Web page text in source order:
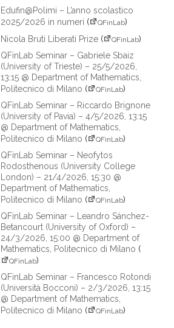
Edufin@Polimi – L’anno scolastico
2025/2026 in numeri ( QFinLab)
Nicola Bruti Liberati Prize ( QFinLab)
QFinLab Seminar – Gabriele Sbaiz
(University of Trieste) – 25/5/2026,
13:15 @ Department of Mathematics,
Politecnico di Milano ( QFinLab)
QFinLab Seminar – Riccardo Brignone
(University of Pavia) – 4/5/2026, 13:15
@ Department of Mathematics,
Politecnico di Milano ( QFinLab)
QFinLab Seminar – Neofytos
Rodosthenous (University College
London) – 21/4/2026, 15:30 @
Department of Mathematics,
Politecnico di Milano ( QFinLab)
QFinLab Seminar – Leandro Sánchez-
Betancourt (University of Oxford) –
24/3/2026, 15:00 @ Department of
Mathematics, Politecnico di Milano (
QFinLab)
QFinLab Seminar – Francesco Rotondi
(Università Bocconi) – 2/3/2026, 13:15
@ Department of Mathematics,
Politecnico di Milano ( QFinLab)